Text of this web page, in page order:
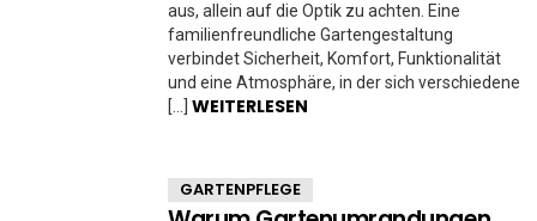
aus, allein auf die Optik zu achten. Eine
familienfreundliche Gartengestaltung
verbindet Sicherheit, Komfort, Funktionalität
und eine Atmosphäre, in der sich verschiedene
[…] WEITERLESEN
GARTENPFLEGE